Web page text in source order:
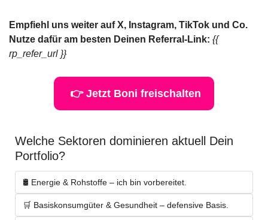
Empfiehl uns weiter auf X, Instagram, TikTok und Co.
Nutze dafür am besten Deinen Referral-Link: {{
rp_refer_url }}
👉 Jetzt Boni freischalten
Welche Sektoren dominieren aktuell Dein
Portfolio?
🛢️ Energie & Rohstoffe – ich bin vorbereitet.
🛒 Basiskonsumgüter & Gesundheit – defensive Basis.